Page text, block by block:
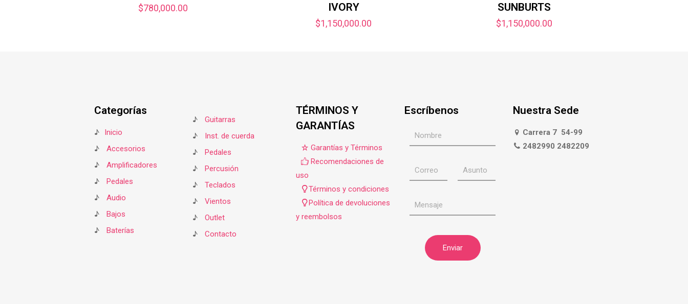
$780,000.00
IVORY
$1,150,000.00
SUNBURTS
$1,150,000.00
Categorías
♪
Inicio
♪
Accesorios
♪
Amplificadores
♪
Pedales
♪
Audio
♪
Bajos
♪
Baterías
♪
Guitarras
♪
Inst. de cuerda
♪
Pedales
♪
Percusión
♪
Teclados
♪
Vientos
♪
Outlet
♪
Contacto
TÉRMINOS Y
GARANTÍAS
Garantías y Términos
Recomendaciones de
uso
Términos y condiciones
Política de devoluciones
y reembolsos
Escríbenos Nuestra Sede
Carrera 7 54-99
2482990 2482209